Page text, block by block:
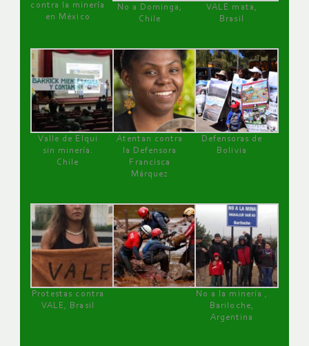
contra la minería
en México
No a Dominga,
Chile
VALE mata,
Brasil
Valle de Elqui
sin minería.
Chile
Atentan contra
la Defensora
Francisca
Márquez
Defensoras de
Bolivia
Protestas contra
VALE, Brasil
No a la minería ,
Bariloche,
Argentina